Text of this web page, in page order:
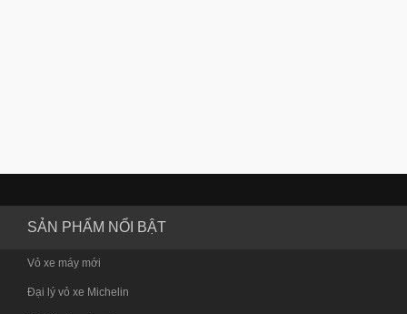
SẢN PHẨM NỔI BẬT
Vỏ xe máy mới
Đại lý vỏ xe Michelin